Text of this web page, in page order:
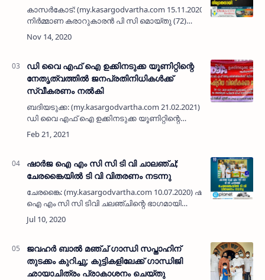
കാസര്‍കോട്: (my.kasargodvartha.com 15.11.2020) കെട്ടിട
നിര്‍മ്മാണ കരാറുകാരന്‍ പി സി മൊയ്തു (72)
നിര്യാതനായി. കൊപ്പല്‍ പള്ളല്‍ പള്ളത്തെ
ഇബ്രാഹിം മുസ്ല്യാര്‍ -മര്‍യം ദ…
ഡി വൈ എഫ് ഐ ഉക്കിനടുക്ക യൂണിറ്റിന്റെ
നേതൃത്വത്തിൽ ജനപ്രതിനിധികൾക്ക്
സ്വീകരണം നൽകി
ബദിയടുക്ക: (my.kasargodvartha.com 21.02.2021)
ഡി വൈ എഫ് ഐ ഉക്കിനടുക്ക യൂണിറ്റിന്റെ
നേതൃത്വത്തിൽ ജനപ്രതിനിധികൾക്ക്
സ്വീകരണം നൽകി. പുത്തിഗെ പഞ്ചായത്ത്
ഷാര്‍ജ ഐ എം സി സി ടി വി ചാലഞ്ച്;
ചേരങ്കൈയില്‍ ടി വി വിതരണം നടന്നു
ചേരങ്കൈ: (my.kasargodvartha.com 10.07.2020) ഷാര്‍ജ
ഐ എം സി സി ടിവി ചലഞ്ചിന്റെ ഭാഗമായി
ചേരങ്കൈയില്‍ ടി വി വിതരണം ചെയ്തു. ഷാര്‍ജ
ഐ എം സി സി കാസര്‍കോട് ജില്ലാ
ജവഹർ ബാൽ മഞ്ച് ഗാന്ധി സപ്താഹിന്
തുടക്കം കുറിച്ചു; കുട്ടികളിലേക്ക് ഗാന്ധിജി
ഛായാചിത്രം പ്രാകാശനം ചെയ്‌തു